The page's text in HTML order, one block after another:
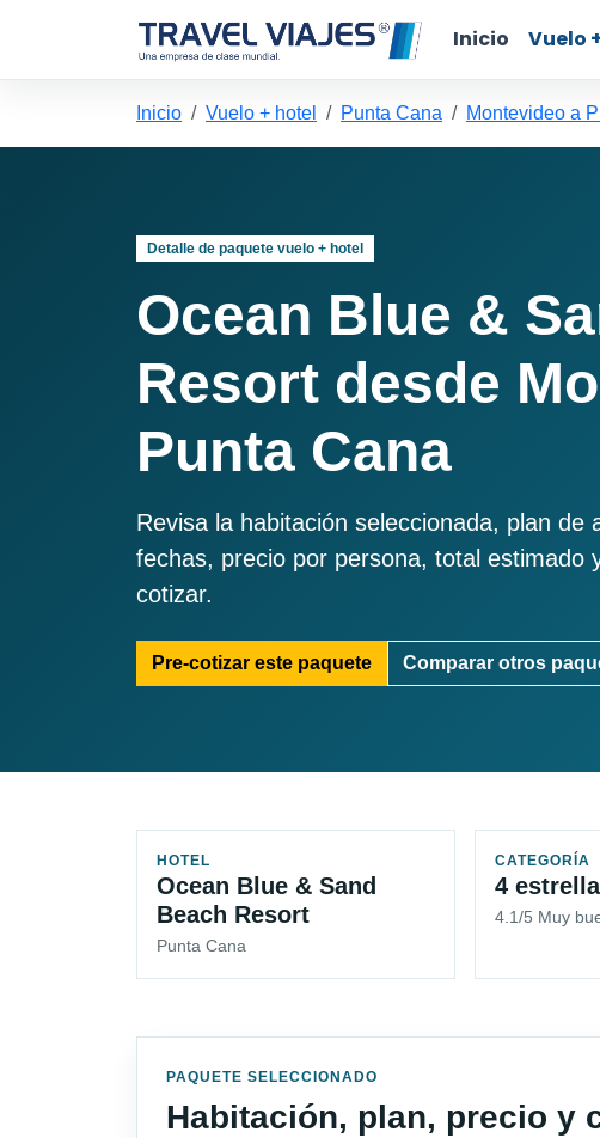
Inicio Vuelo
Inicio Vuelo + hotel Punta Cana Montevideo a
Detalle de paquete vuelo + hotel
Ocean Blue &
Resort desde
Punta Cana
Revisa la habitación seleccionada, plan de
fechas, precio por persona, total estimado
cotizar.
Pre-cotizar este paquete Comparar otros
HOTEL
Ocean Blue & Sand
Beach Resort
Punta Cana
CATEGORÍA
4
4.1/5 Muy
PAQUETE SELECCIONADO
Habitación, plan, precio y